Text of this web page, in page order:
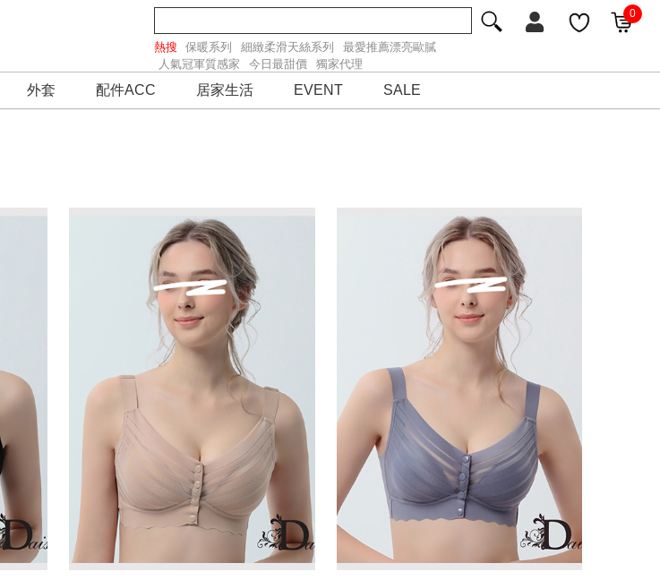
0
外套 配件ACC 居家生活 EVENT SALE
熱搜 保暖系列 細緻柔滑天絲系列
最愛推薦漂亮歐膩
人氣冠軍質感家
今日最甜價 獨家代理